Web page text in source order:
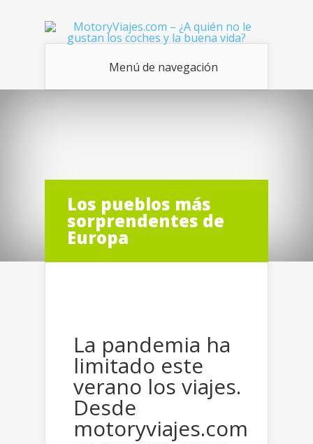
Menú de navegación
Los pueblos más
sorprendentes de
Europa
La pandemia ha
limitado este
verano los viajes.
Desde
motoryviajes.com